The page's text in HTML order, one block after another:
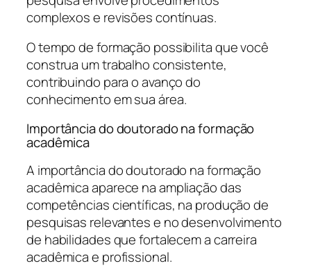
complexos e revisões contínuas.
O tempo de formação possibilita que você
construa um trabalho consistente,
contribuindo para o avanço do
conhecimento em sua área.
Importância do doutorado na formação
acadêmica
A importância do doutorado na formação
acadêmica aparece na ampliação das
competências científicas, na produção de
pesquisas relevantes e no desenvolvimento
de habilidades que fortalecem a carreira
acadêmica e profissional.